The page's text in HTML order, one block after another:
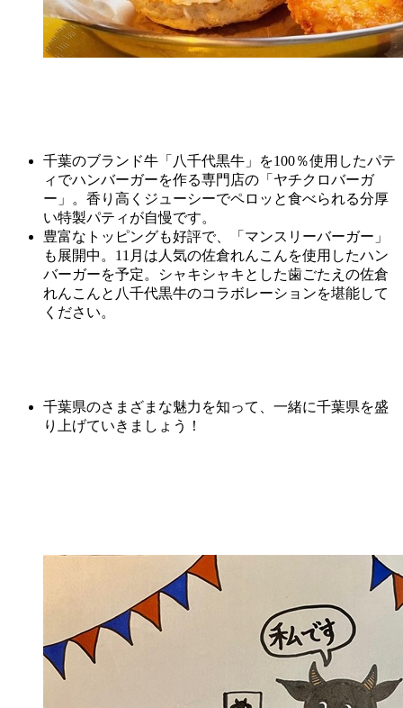
千葉のブランド牛「 八千代黒牛 」を100％使用したパテ
ィでハンバーガーを作る専門店の「ヤチクロバーガ
ー」。香り高くジューシーでペロッと食べられる分厚
い特製パティが自慢です。
豊富なトッピングも好評で、「マンスリーバーガー」
も展開中。11月は人気の佐倉れんこんを使用したハン
バーガーを予定。シャキシャキとした歯ごたえの佐倉
れんこんと八千代黒牛のコラボレーションを堪能して
ください。
千葉県のさまざまな魅力を知って、一緒に千葉県を盛
り上げていきましょう！